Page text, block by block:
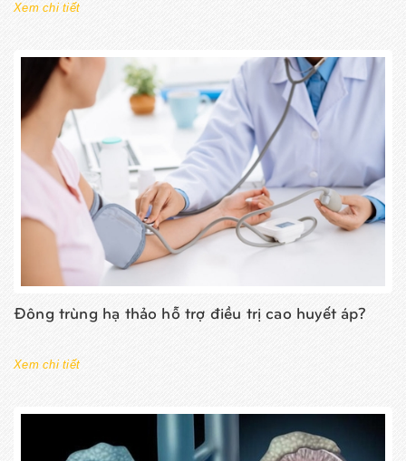
Xem chi tiết
Đông trùng hạ thảo hỗ trợ điều trị cao huyết áp?
Xem chi tiết